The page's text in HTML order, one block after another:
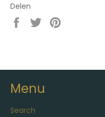
Delen
Delen
op
Twitteren
op
Menu
Search